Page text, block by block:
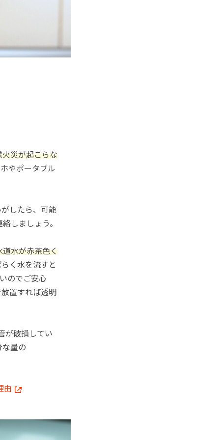
火災が起こらな
やポータブル
したら、可能
しましょう。
道水が赤茶色く
く水を流すと
のでご安心
置すれば透明
が破損してい
量の
由